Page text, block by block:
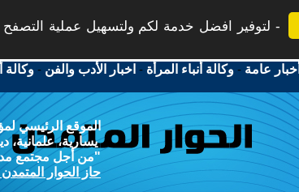
لتوفير افضل خدمة لكم ولتسهيل عملية
أخبار عامة -وكالة أنباء المرأة - اخبار الأدب والفن -وكالة
الموقع الرئيسي
يسارية، علمانية،
"من أجل مجتمع
حاز الحوار